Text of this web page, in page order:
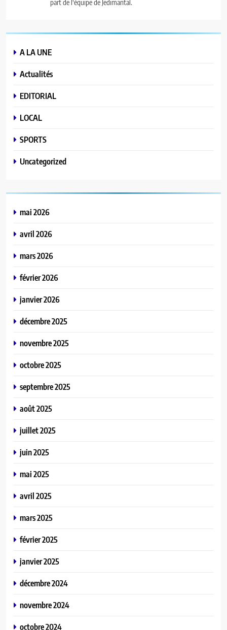
part de l'équipe de Jedimantal.
A LA UNE
Actualités
EDITORIAL
LOCAL
SPORTS
Uncategorized
mai 2026
avril 2026
mars 2026
février 2026
janvier 2026
décembre 2025
novembre 2025
octobre 2025
septembre 2025
août 2025
juillet 2025
juin 2025
mai 2025
avril 2025
mars 2025
février 2025
janvier 2025
décembre 2024
novembre 2024
octobre 2024